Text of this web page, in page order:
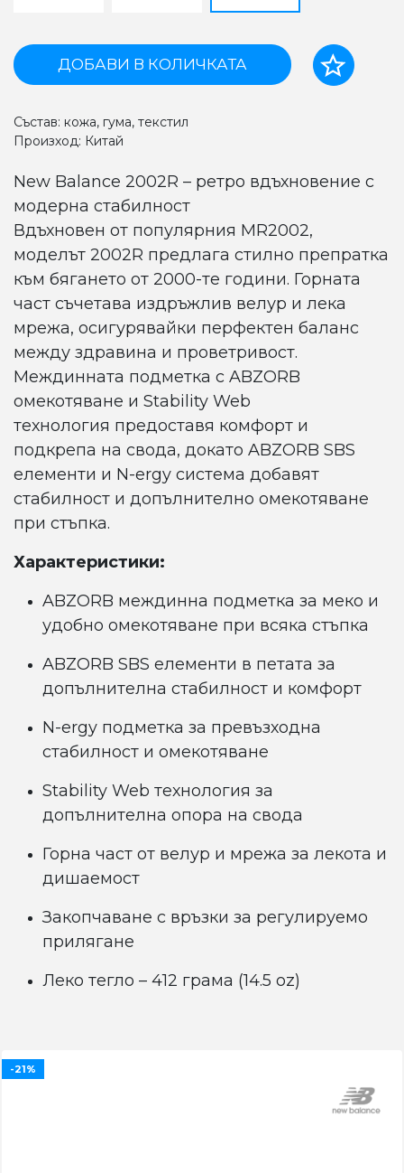
ДОБАВИ В КОЛИЧКАТА
Състав: кожа, гума, текстил
Произход: Китай
New Balance 2002R – ретро вдъхновение с
модерна стабилност
Вдъхновен от популярния MR2002,
моделът 2002R предлага стилно препратка
към бягането от 2000-те години. Горната
част съчетава издръжлив велур и лекa
мрежа, осигурявайки перфектен баланс
между здравина и проветривост.
Междинната подметка с ABZORB
омекотяване и Stability Web
технология предоставя комфорт и
подкрепа на свода, докато ABZORB SBS
елементи и N-ergy система добавят
стабилност и допълнително омекотяване
при стъпка.
Характеристики:
ABZORB междинна подметка за меко и
удобно омекотяване при всяка стъпка
ABZORB SBS елементи в петата за
допълнителна стабилност и комфорт
N-ergy подметка за превъзходна
стабилност и омекотяване
Stability Web технология за
допълнителна опора на свода
Горна част от велур и мрежа за лекота и
дишаемост
Закопчаване с връзки за регулируемо
прилягане
Леко тегло – 412 грама (14.5 oz)
-21%